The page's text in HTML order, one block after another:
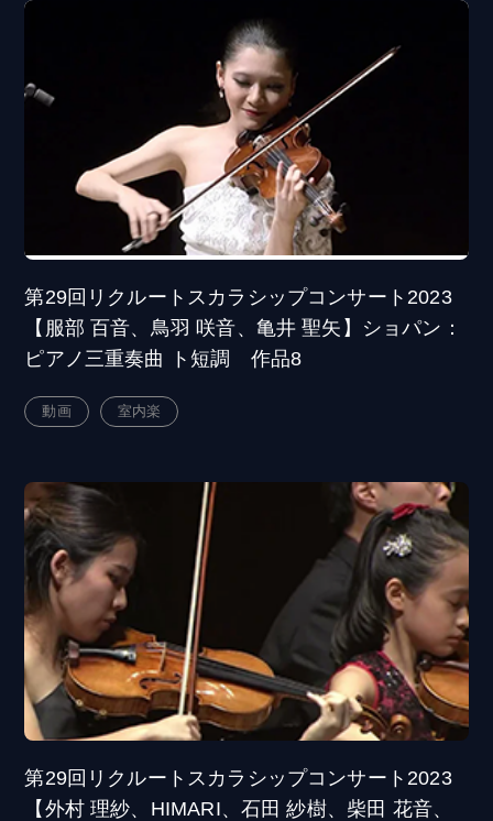
第29回リクルートスカラシップコンサート2023
【服部 百音、鳥羽 咲音、亀井 聖矢】ショパン：
ピアノ三重奏曲 ト短調 作品8
動画 室内楽
第29回リクルートスカラシップコンサート2023
【外村 理紗、HIMARI、石田 紗樹、柴田 花音、